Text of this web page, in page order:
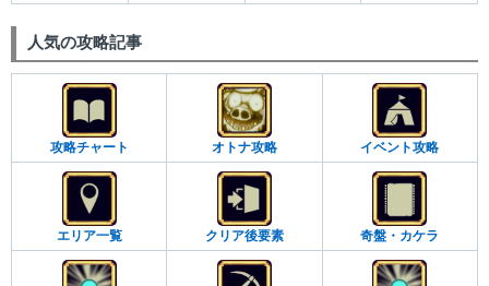
人気の攻略記事
攻略チャート オトナ攻略 イベント攻略
エリア一覧 クリア後要素 奇盤・カケラ